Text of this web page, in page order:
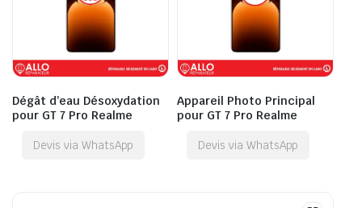
Dégât d’eau Désoxydation
pour GT 7 Pro Realme
Devis via WhatsApp
Appareil Photo Principal
pour GT 7 Pro Realme
Devis via WhatsApp